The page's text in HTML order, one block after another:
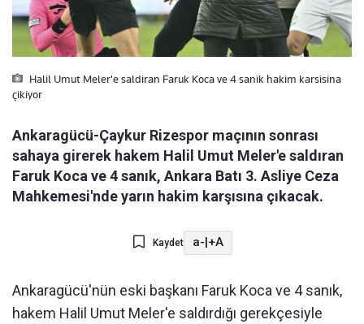
Halil Umut Meler'e saldiran Faruk Koca ve 4 sanik hakim karsisina
çikiyor
Ankaragücü-Çaykur Rizespor maçının sonrası
sahaya girerek hakem Halil Umut Meler'e saldıran
Faruk Koca ve 4 sanık, Ankara Batı 3. Asliye Ceza
Mahkemesi'nde yarın hakim karşısına çıkacak.
Kaydet a- +A
Ankaragücü'nün eski başkanı Faruk Koca ve 4 sanık,
hakem Halil Umut Meler'e saldırdığı gerekçesiyle